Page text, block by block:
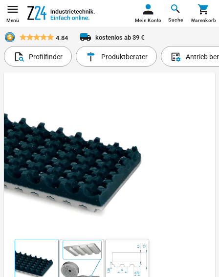
Menü Suche
Mein Konto Warenkorb
4.84 kostenlos ab 39 €
Profilfinder Produktberater Antrieb